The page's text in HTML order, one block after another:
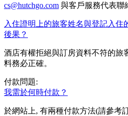
cs@hutchgo.com 與客戶服務代表聯
入住證明上的旅客姓名與登記入住
後果？
酒店有權拒絕與訂房資料不符的旅
料務必正確。
付款問題:
我需於何時付款？
於網站上, 有兩種付款方法(請參考